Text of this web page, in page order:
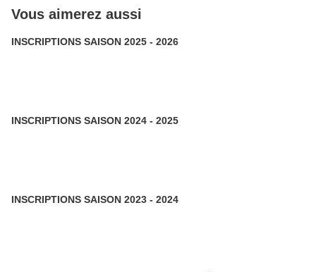
Vous aimerez aussi
INSCRIPTIONS SAISON 2025 - 2026
INSCRIPTIONS SAISON 2024 - 2025
INSCRIPTIONS SAISON 2023 - 2024